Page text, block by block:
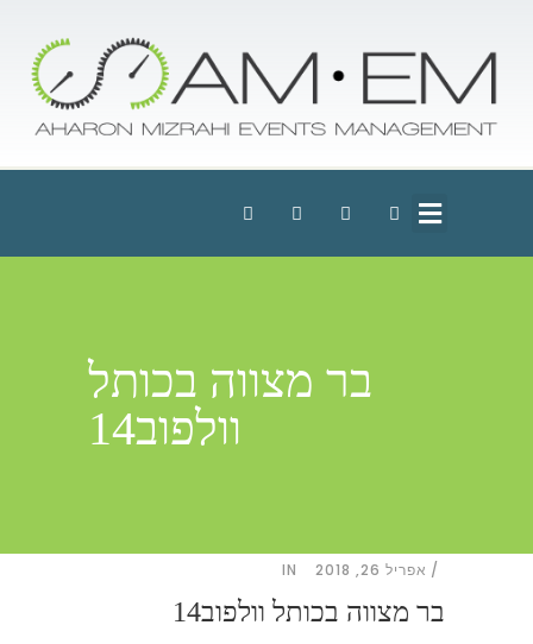
בר מצווה בכותל
וולפוב14
אפריל 26, 2018 IN
בר מצווה בכותל וולפוב14